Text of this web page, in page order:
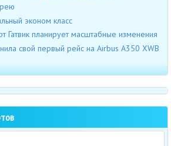
эконом класс
Гатвик планирует масштабные изменения
свой первый рейс на Airbus A350 XWB